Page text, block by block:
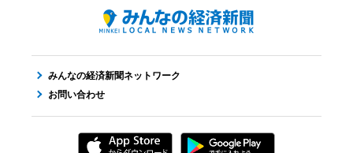
みんなの経済新聞ネットワーク
お問い合わせ